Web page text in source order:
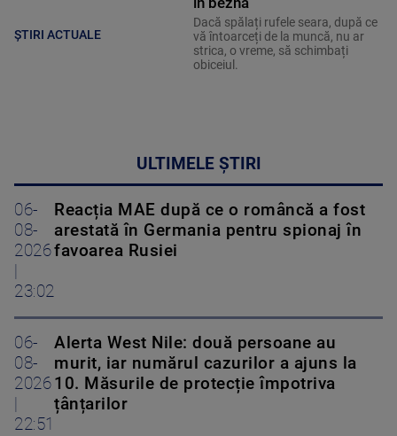
ȘTIRI ACTUALE
Dacă spălați rufele seara, după ce
vă întoarceți de la muncă, nu ar
strica, o vreme, să schimbați
obiceiul.
ULTIMELE ȘTIRI
06-
08-
2026
23:02
Reacția MAE după ce o româncă a fost
arestată în Germania pentru spionaj în
favoarea Rusiei
06-
08-
2026
22:51
Alerta West Nile: două persoane au
murit, iar numărul cazurilor a ajuns la
10. Măsurile de protecție împotriva
țânțarilor